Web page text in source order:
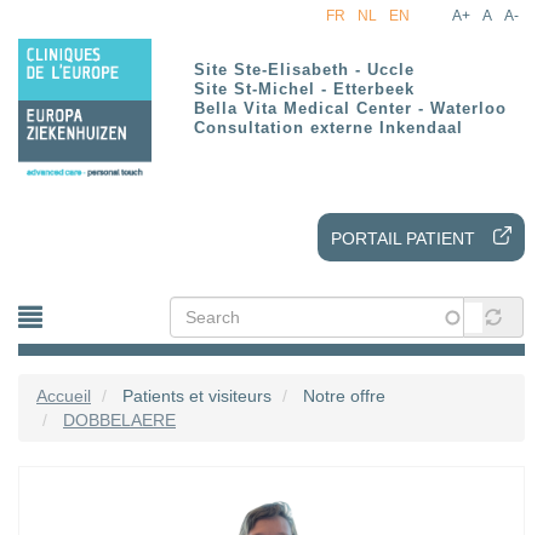
au
contenu
A+ A A-
FR NL EN
Site Ste-Elisabeth - Uccle
Site St-Michel - Etterbeek
Bella Vita Medical Center - Waterloo
Consultation externe Inkendaal
PORTAIL PATIENT
Accueil Patients et visiteurs
Notre offre
DOBBELAERE